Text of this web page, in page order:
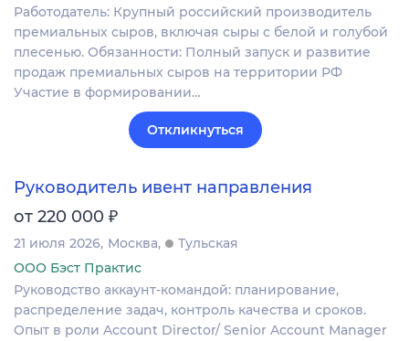
Работодатель: Крупный российский производитель
премиальных сыров, включая сыры с белой и голубой
плесенью. Обязанности: Полный запуск и развитие
продаж премиальных сыров на территории РФ
Участие в формировании…
Откликнуться
Руководитель ивент направления
от 220 000 ₽
21 июля 2026 Москва
Тульская
ООО Бэст Практис
Руководство аккаунт-командой: планирование,
распределение задач, контроль качества и сроков.
Опыт в роли Account Director/ Senior Account Manager